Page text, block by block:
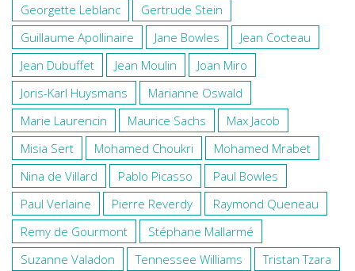
Georgette Leblanc
Gertrude Stein
Guillaume Apollinaire
Jane Bowles
Jean Cocteau
Jean Dubuffet
Jean Moulin
Joan Miro
Joris-Karl Huysmans
Marianne Oswald
Marie Laurencin
Maurice Sachs
Max Jacob
Misia Sert
Mohamed Choukri
Mohamed Mrabet
Nina de Villard
Pablo Picasso
Paul Bowles
Paul Verlaine
Pierre Reverdy
Raymond Queneau
Remy de Gourmont
Stéphane Mallarmé
Suzanne Valadon
Tennessee Williams
Tristan Tzara